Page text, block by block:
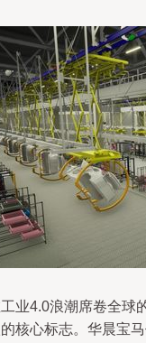
业4.0浪潮席卷全球
核心标志。华晨宝